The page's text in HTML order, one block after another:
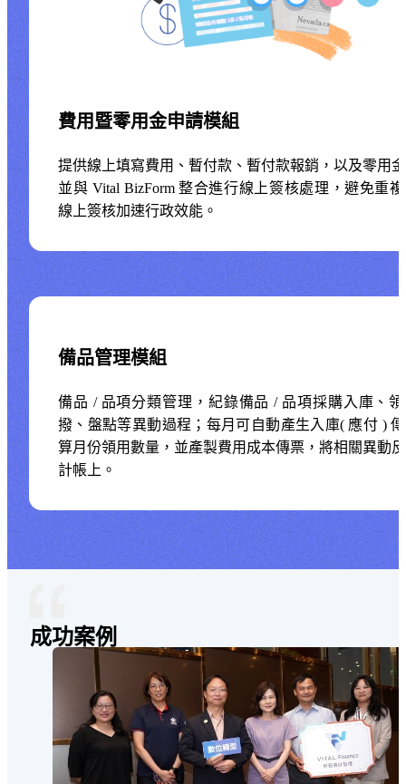
費用暨零用金申請模組
提供線上填寫費用、暫付款、暫付款報銷，以及零用
並與 Vital BizForm 整合進行線上簽核處理，避免重
線上簽核加速行政效能。
備品管理模組
備品 / 品項分類管理，紀錄備品 / 品項採購入庫、
撥、盤點等異動過程；每月可自動產生入庫( 應付 )
算月份領用數量，並產製費用成本傳票，將相關異動
計帳上。
成功案例